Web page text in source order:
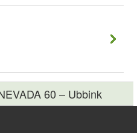
60 – Ubbink